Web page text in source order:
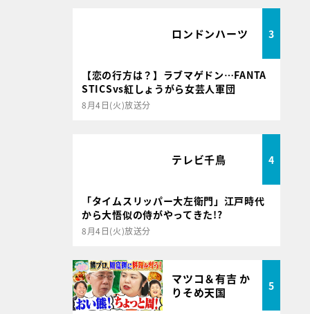
ロンドンハーツ 3
【恋の行方は？】ラブマゲドン…FANTA
STICSvs紅しょうがら女芸人軍団
8月4日(火)放送分
テレビ千鳥 4
「タイムスリッパー大左衛門」江戸時代
から大悟似の侍がやってきた!?
8月4日(火)放送分
マツコ＆有吉 か
りそめ天国
5